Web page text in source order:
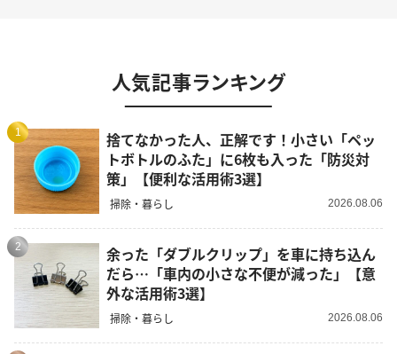
人気記事ランキング
1
捨てなかった人、正解です！小さい「ペッ
トボトルのふた」に6枚も入った「防災対
策」【便利な活用術3選】
掃除・暮らし 2026.08.06
2
余った「ダブルクリップ」を車に持ち込ん
だら…「車内の小さな不便が減った」【意
外な活用術3選】
掃除・暮らし 2026.08.06